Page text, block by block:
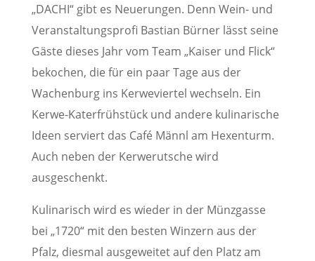
„DACHI“ gibt es Neuerungen. Denn Wein- und
Veranstaltungsprofi Bastian Bürner lässt seine
Gäste dieses Jahr vom Team „Kaiser und Flick“
bekochen, die für ein paar Tage aus der
Wachenburg ins Kerweviertel wechseln. Ein
Kerwe-Katerfrühstück und andere kulinarische
Ideen serviert das Café Männl am Hexenturm.
Auch neben der Kerwerutsche wird
ausgeschenkt.
Kulinarisch wird es wieder in der Münzgasse
bei „1720“ mit den besten Winzern aus der
Pfalz, diesmal ausgeweitet auf den Platz am